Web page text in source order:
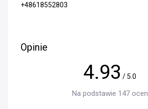
+48618552803
Opinie
4.93 / 5.0
Na podstawie 147 ocen